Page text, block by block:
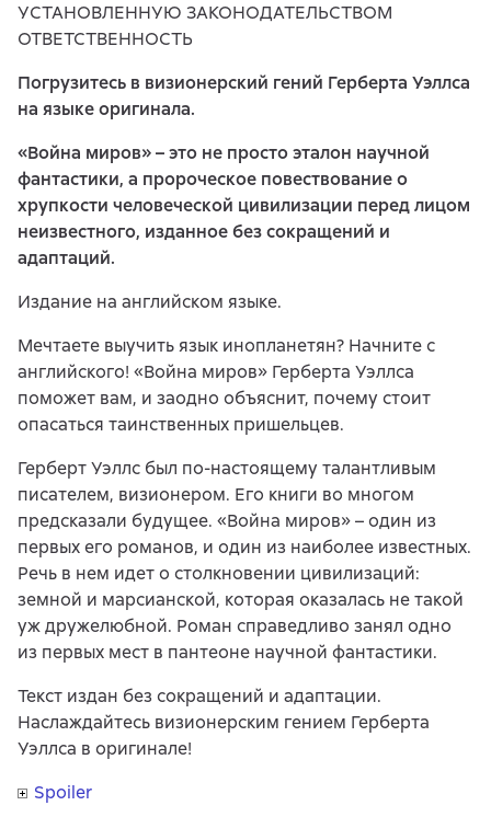
УСТАНОВЛЕННУЮ ЗАКОНОДАТЕЛЬСТВОМ
ОТВЕТСТВЕННОСТЬ
Погрузитесь в визионерский гений Герберта Уэллса
на языке оригинала.
«Война миров» – это не просто эталон научной
фантастики, а пророческое повествование о
хрупкости человеческой цивилизации перед лицом
неизвестного, изданное без сокращений и
адаптаций.
Издание на английском языке.
Мечтаете выучить язык инопланетян? Начните с
английского! «Война миров» Герберта Уэллса
поможет вам, и заодно объяснит, почему стоит
опасаться таинственных пришельцев.
Герберт Уэллс был по-настоящему талантливым
писателем, визионером. Его книги во многом
предсказали будущее. «Война миров» – один из
первых его романов, и один из наиболее известных.
Речь в нем идет о столкновении цивилизаций:
земной и марсианской, которая оказалась не такой
уж дружелюбной. Роман справедливо занял одно
из первых мест в пантеоне научной фантастики.
Текст издан без сокращений и адаптации.
Наслаждайтесь визионерским гением Герберта
Уэллса в оригинале!
Spoiler